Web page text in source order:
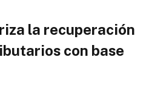
la recuperación
con base